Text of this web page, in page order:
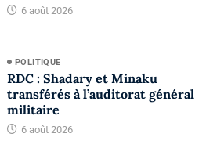
6 août 2026
POLITIQUE
RDC : Shadary et Minaku
transférés à l’auditorat général
militaire
6 août 2026